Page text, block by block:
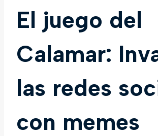
El juego del
Calamar:
las redes
con memes